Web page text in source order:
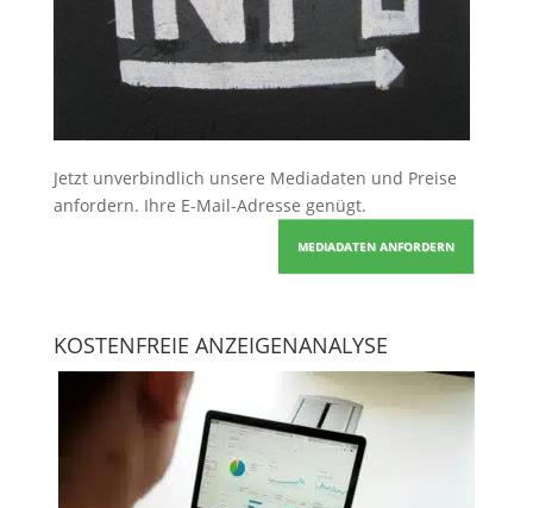
Jetzt unverbindlich unsere Mediadaten und Preise
anfordern. Ihre E-Mail-Adresse genügt.
MEDIADATEN ANFORDERN
KOSTENFREIE ANZEIGENANALYSE